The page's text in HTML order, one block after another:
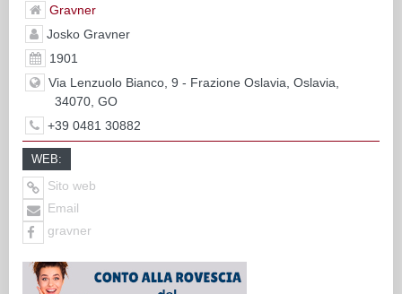
Gravner
Josko Gravner
1901
Via Lenzuolo Bianco, 9 - Frazione Oslavia, Oslavia,
34070, GO
+39 0481 30882
WEB:
Sito web
Email
gravner